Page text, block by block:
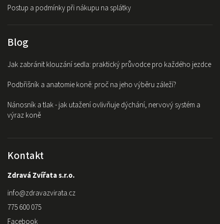
Postup a podmínky při nákupu na splátky
Blog
Jak zabránit klouzání sedla: praktický průvodce pro každého jezdce
Podbřišník a anatomie koně: proč na jeho výběru záleží?
Nánosník a tlak - jak utažení ovlivňuje dýchání, nervový systém a
výraz koně
Kontakt
Zdravá Zvířata s.r.o.
info@zdravazvirata.cz
775 600 075
Facebook